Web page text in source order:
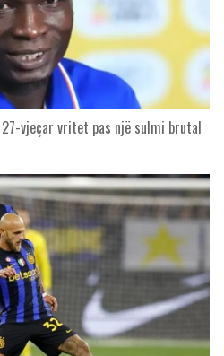
vjeçar vritet pas një sulmi brutal